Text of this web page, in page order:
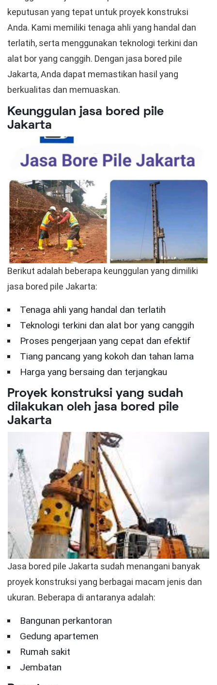
keputusan yang tepat untuk proyek konstruksi
Anda. Kami memiliki tenaga ahli yang handal dan
terlatih, serta menggunakan teknologi terkini dan
alat bor yang canggih. Dengan jasa bored pile
Jakarta, Anda dapat memastikan hasil yang
berkualitas dan memuaskan.
Keunggulan jasa bored pile
Jakarta
Berikut adalah beberapa keunggulan yang dimiliki
jasa bored pile Jakarta:
Tenaga ahli yang handal dan terlatih
Teknologi terkini dan alat bor yang canggih
Proses pengerjaan yang cepat dan efektif
Tiang pancang yang kokoh dan tahan lama
Harga yang bersaing dan terjangkau
Proyek konstruksi yang sudah
dilakukan oleh jasa bored pile
Jakarta
Jasa bored pile Jakarta sudah menangani banyak
proyek konstruksi yang berbagai macam jenis dan
ukuran. Beberapa di antaranya adalah:
Bangunan perkantoran
Gedung apartemen
Rumah sakit
Jembatan